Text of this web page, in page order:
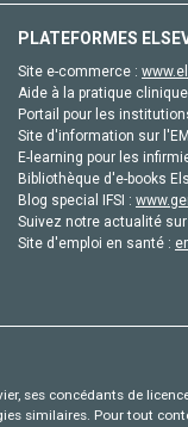
PLATEFORMES
Site e-commerce :
Aide à la pratique
Portail pour les
Site d'information sur
E-learning pour les
Bibliothèque d'e-books
Blog special IFSI :
Suivez notre actualité
Site d'emploi en santé :
ses concédants de
similaires. Pour tout